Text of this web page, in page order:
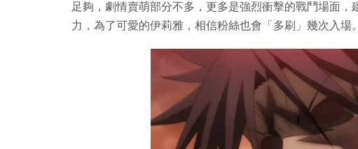
足夠，劇情賣萌部分不多，更多是強烈衝擊的戰鬥場面
力，為了可愛的伊莉雅，相信粉絲也會「多刷」幾次入場。